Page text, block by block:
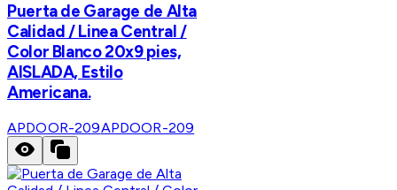
Puerta de Garage de Alta
Calidad / Linea Central /
Color Blanco 20x9 pies,
AISLADA, Estilo
Americana.
APDOOR-209APDOOR-209